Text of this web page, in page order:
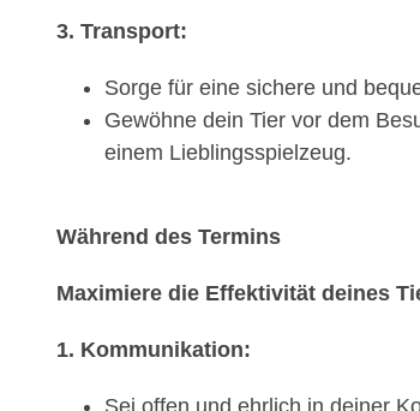
3. Transport:
Sorge für eine sichere und
Gewöhne dein Tier vor dem
einem Lieblingsspielzeug.
Während des Termins
Maximiere die Effektivität deines
1. Kommunikation: